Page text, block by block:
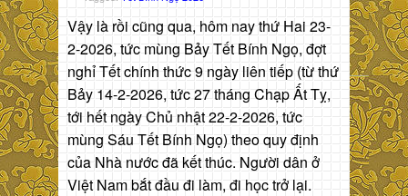
Vậy là rồi cũng qua, hôm nay thứ Hai 23-
2-2026, tức mùng Bảy Tết Bính Ngọ, đợt
nghỉ Tết chính thức 9 ngày liên tiếp (từ thứ
Bảy 14-2-2026, tức 27 tháng Chạp Ất Tỵ,
tới hết ngày Chủ nhật 22-2-2026, tức
mùng Sáu Tết Bính Ngọ) theo quy định
của Nhà nước đã kết thúc. Người dân ở
Việt Nam bắt đầu đi làm, đi học trở lại.